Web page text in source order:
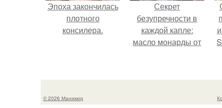
Эпоха закончилась
плотного
консилера.
Секрет
безупречности в
каждой капле:
масло монарды от
© 2026 Маникюр